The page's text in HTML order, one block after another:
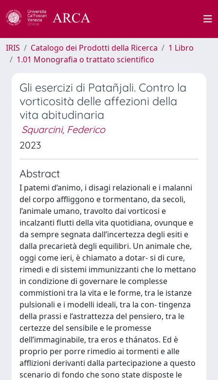
IRIS Catalogo dei Prodotti della Ricerca
1 Libro
1.01 Monografia o trattato scientifico
Gli esercizi di Patañjali. Contro la
vorticosità delle affezioni della
vita abitudinaria
Squarcini, Federico
2023
Abstract
I patemi d’animo, i disagi relazionali e i malanni
del corpo affliggono e tormentano, da secoli,
l’animale umano, travolto dai vorticosi e
incalzanti flutti della vita quotidiana, ovunque e
da sempre segnata dall’incertezza degli esiti e
dalla precarietà degli equilibri. Un animale che,
oggi come ieri, è chiamato a dotar- si di cure,
rimedi e di sistemi immunizzanti che lo mettano
in condizione di governare le complesse
commistioni tra la vita e le forme, tra le istanze
pulsionali e i modelli ideali, tra la con- tingenza
della prassi e l’astrattezza del pensiero, tra le
certezze del sensibile e le promesse
dell’immaginabile, tra eros e thánatos. Ed è
proprio per porre rimedio ai tormenti e alle
afflizioni derivanti dalla partecipazione a questo
scenario di fondo che sono state disposte le